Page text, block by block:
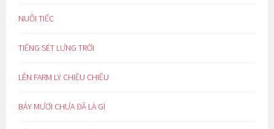
NUỐI TIẾC
TIẾNG SÉT LƯNG TRỜI
LÊN FARM LÝ CHIỀU CHIỀU
BẢY MƯƠI CHƯA ĐÃ LÀ GÌ